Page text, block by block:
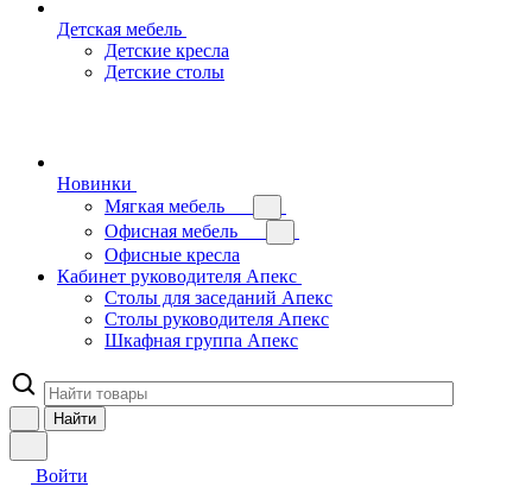
Детская мебель
Детские кресла
Детские столы
Новинки
Мягкая мебель
Офисная мебель
Офисные кресла
Кабинет руководителя Апекс
Столы для заседаний Апекс
Столы руководителя Апекс
Шкафная группа Апекс
Найти
Войти